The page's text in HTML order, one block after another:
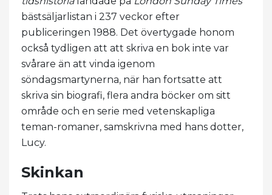
bästsäljarlistan i 237 veckor efter
publiceringen 1988. Det övertygade honom
också tydligen att att skriva en bok inte var
svårare än att vinda igenom
söndagsmartynerna, när han fortsatte att
skriva sin biografi, flera andra böcker om sitt
område och en serie med vetenskapliga
teman-romaner, samskrivna med hans dotter,
Lucy.
Skinkan